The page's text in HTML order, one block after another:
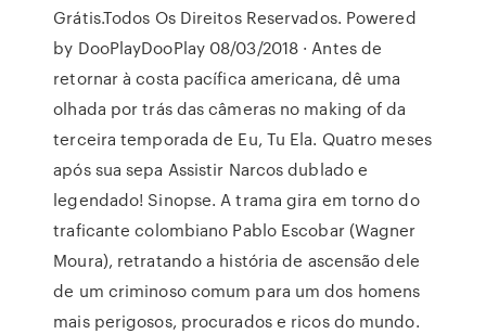
Grátis.Todos Os Direitos Reservados. Powered
by DooPlayDooPlay 08/03/2018 · Antes de
retornar à costa pacífica americana, dê uma
olhada por trás das câmeras no making of da
terceira temporada de Eu, Tu Ela. Quatro meses
após sua sepa Assistir Narcos dublado e
legendado! Sinopse. A trama gira em torno do
traficante colombiano Pablo Escobar (Wagner
Moura), retratando a história de ascensão dele
de um criminoso comum para um dos homens
mais perigosos, procurados e ricos do mundo.